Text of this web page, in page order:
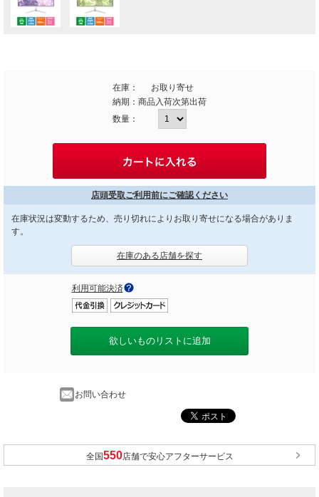
在庫：
お取り寄せ
納期： 商品入荷次第出荷
数量：
店頭受取ご利用前にご確認ください
在庫状況は変動するため、売り切れによりお取り寄せになる場合がありま
す。
在庫のある店舗を探す
利用可能決済
欲しいものリストに追加
お問い合わせ
全国 店舗で安心アフターサービス